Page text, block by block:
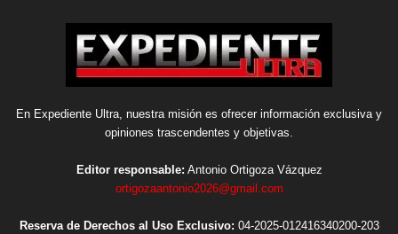
En Expediente Ultra, nuestra misión es ofrecer información exclusiva y
opiniones trascendentes y objetivas.
Editor responsable: Antonio Ortigoza Vázquez
ortigozaantonio2026@gmail.com
Reserva de Derechos al Uso Exclusivo: 04-2025-012416340200-203